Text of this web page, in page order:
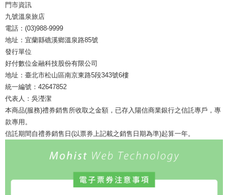
門市資訊
九號溫泉旅店
電話：(03)988-9999
地址：宜蘭縣礁溪鄉溫泉路85號
發行單位
好付數位金融科技股份有限公司
地址：臺北市松山區南京東路5段343號6樓
統一編號：42647852
代表人：吳瀅潔
本商品(服務)禮券銷售所收取之金額，已存入陽信商業銀行之信託專戶，專
款專用。
信託期間自禮券銷售日(以票券上記載之銷售日期為準)起算一年。